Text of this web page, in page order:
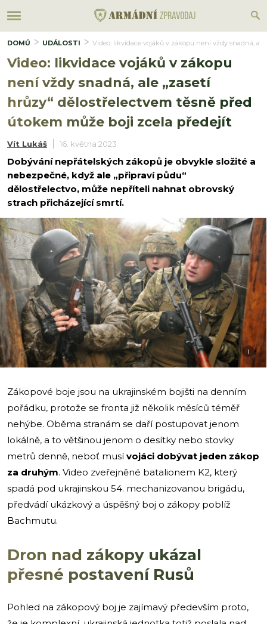
DOMŮ UDÁLOSTI Video: likvidace vojáků v zákopu není vždy snadná,
Video: likvidace vojáků v zákopu
není vždy snadná, ale „zasetí
hrůzy“ dělostřelectvem těsně před
útokem může boji zcela předejít
Vít Lukáš 16. května 2023
Dobývání nepřátelských zákopů je obvykle složité a
nebezpečné, když ale „připraví půdu“
dělostřelectvo, může nepříteli nahnat obrovský
strach přicházející smrtí.
i
Zákopové boje jsou na ukrajinském bojišti na denním
pořádku, protože se fronta již několik měsíců téměř
nehýbe. Oběma stranám se daří postupovat jenom
lokálně, a to většinou jenom o desítky nebo stovky
metrů denně, neboť musívojáci dobývat jeden zákop
za druhým. Video zveřejněné batalionem K2, který
spadá pod ukrajinskou 54. mechanizovanou brigádu,
předvádí ukázkový a úspěšný boj o zákopy poblíž
Bachmutu.
Dron nad zákopy ukázal
přesné postavení Rusů
Pohled na zákopový boj je zajímavý především proto,